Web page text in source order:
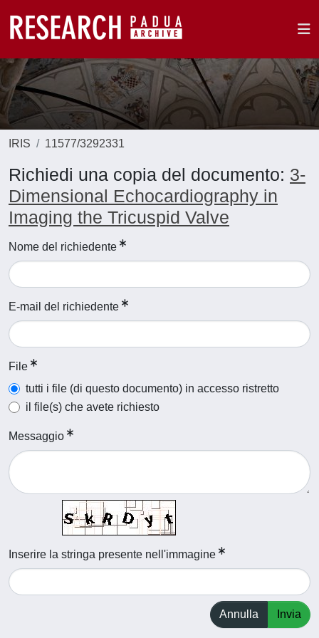
IRIS 11577/3292331
Richiedi una copia del documento: 3-
Dimensional Echocardiography in
Imaging the Tricuspid Valve
Nome del richiedente
E-mail del richiedente
File
tutti i file (di questo documento) in accesso ristretto
il file(s) che avete richiesto
Messaggio
Inserire la stringa presente nell'immagine
Annulla Invia